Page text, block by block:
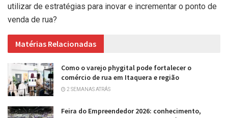
utilizar de estratégias para inovar e incrementar o ponto de
venda de rua?
Matérias Relacionadas
Como o varejo phygital pode fortalecer o
comércio de rua em Itaquera e região
2 SEMANAS ATRÁS
Feira do Empreendedor 2026: conhecimento,